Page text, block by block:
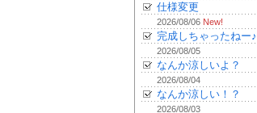
仕様変更
2026/08/06 New!
完成しちゃったねー♪
2026/08/05
なんか涼しいよ？
2026/08/04
なんか涼しい！？
2026/08/03